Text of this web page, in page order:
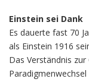
Einstein sei Dank
Es dauerte fast 70
als Einstein 1916
Das Verständnis